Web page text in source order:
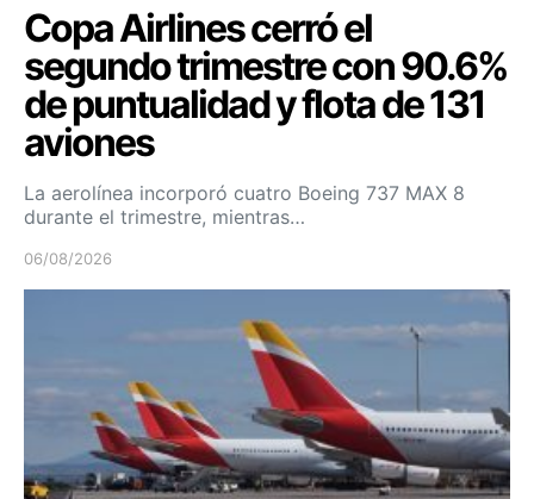
Copa Airlines cerró el
segundo trimestre con 90.6%
de puntualidad y flota de 131
aviones
La aerolínea incorporó cuatro Boeing 737 MAX 8
durante el trimestre, mientras…
06/08/2026